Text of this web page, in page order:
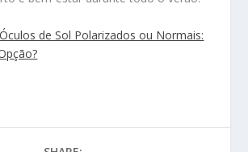
Óculos de Sol Polarizados ou Normais: